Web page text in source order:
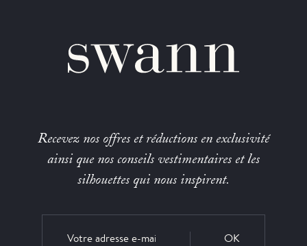
Recevez nos offres et réductions en exclusivité
ainsi que nos conseils vestimentaires et les
silhouettes qui nous inspirent.
OK